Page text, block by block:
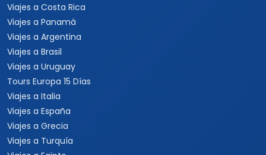
Viajes al Caribe
Viajes a Cuba
Viajes a Punta Cana
Viajes a Jamaica
Viajes a Rep. Dominicana
Viajes a Centroamérica
Viajes a Costa Rica
Viajes a Panamá
Viajes a Argentina
Viajes a Brasil